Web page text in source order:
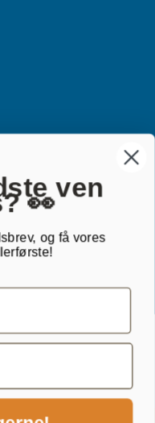
ven
👀
og få vores